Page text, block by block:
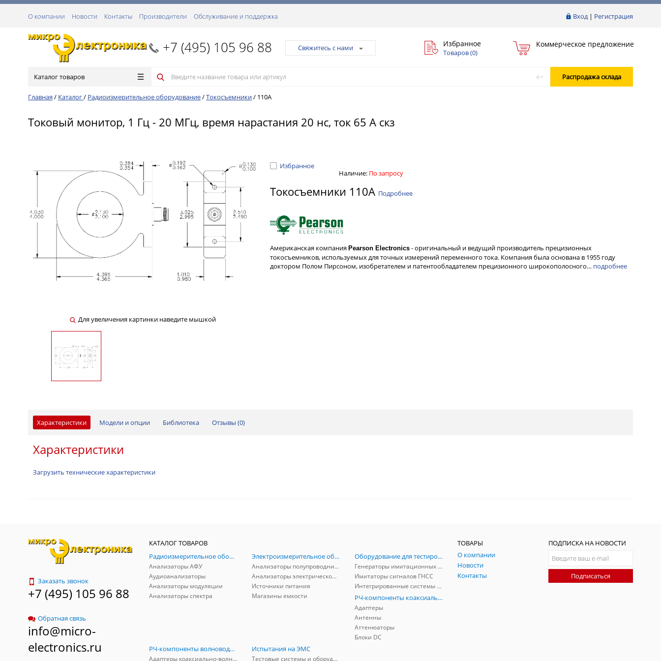
Вход| Регистрация
О компании Новости Контакты Производители Обслуживание и поддержка
+7 (495) 105 96 88 Свяжитесь с нами Избранное
Товаров (0)
Коммерческое предложение
Каталог товаров Распродажа склада
Главная / Каталог/ Радиоизмерительное оборудование/Токосъемники/ 110A
Токовый монитор, 1 Гц - 20 МГц, время нарастания 20 нс, ток 65 А скз
Для увеличения картинки наведите мышкой
Избранное
Наличие: По запросу
Токосъемники 110A Подробнее
Американская компания Pearson Electronics - оригинальный и ведущий производитель прецизионных
токосъемников, используемых для точных измерений переменного тока. Компания была основана в 1955 году
доктором Полом Пирсоном, изобретателем и патентообладателем прецизионного широкополосного… подробнее
Характеристики Модели и опции Библиотека Отзывы (0)
Характеристики
Загрузить технические характеристики
Заказать звонок
+7 (495) 105 96 88
Обратная связь
info@micro-
electronics.ru
КАТАЛОГ ТОВАРОВ
Радиоизмерительное оборудование
Анализаторы АФУ
Аудиоанализаторы
Анализаторы модуляции
Анализаторы спектра
Электроизмерительное оборудование
Анализаторы полупроводников
Анализаторы электрической мощности
Источники питания
Магазины емкости
Оборудование для тестирования и симуляции ГНСС
Генераторы имитационных и заградительных помех
Имитаторы сигналов ГНСС
Интегрированные системы защиты от ГНСС-помех
РЧ-компоненты коаксиальные
Адаптеры
Антенны
Аттенюаторы
Блоки DC
РЧ-компоненты волноводные
Адаптеры коаксиально-волноводные
Испытания на ЭМС
Тестовые системы и оборудование
ТОВАРЫ
О компании
Новости
Контакты
ПОДПИСКА НА НОВОСТИ
Подписаться